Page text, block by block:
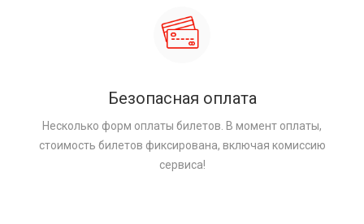
Безопасная оплата
Несколько форм оплаты билетов. В момент оплаты,
стоимость билетов фиксирована, включая комиссию
сервиса!